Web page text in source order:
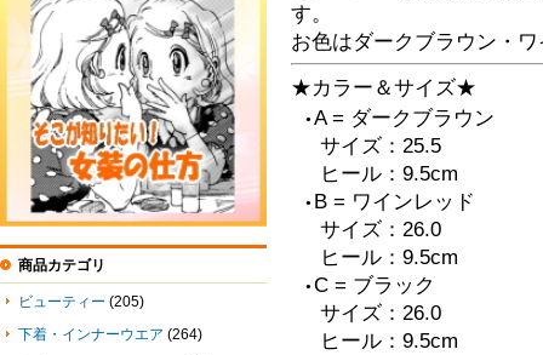
す。
お色はダークブラウン・
★カラー＆サイズ★
● A = ダークブラウン
サイズ：25.5
ヒール：9.5cm
●
B = ワインレッド
サイズ：26.0
ヒール：9.5cm
● C = ブラック
サイズ：26.0
ヒール：9.5cm
商品カテゴリ
ビューティー (205)
下着・インナーウエア (264)